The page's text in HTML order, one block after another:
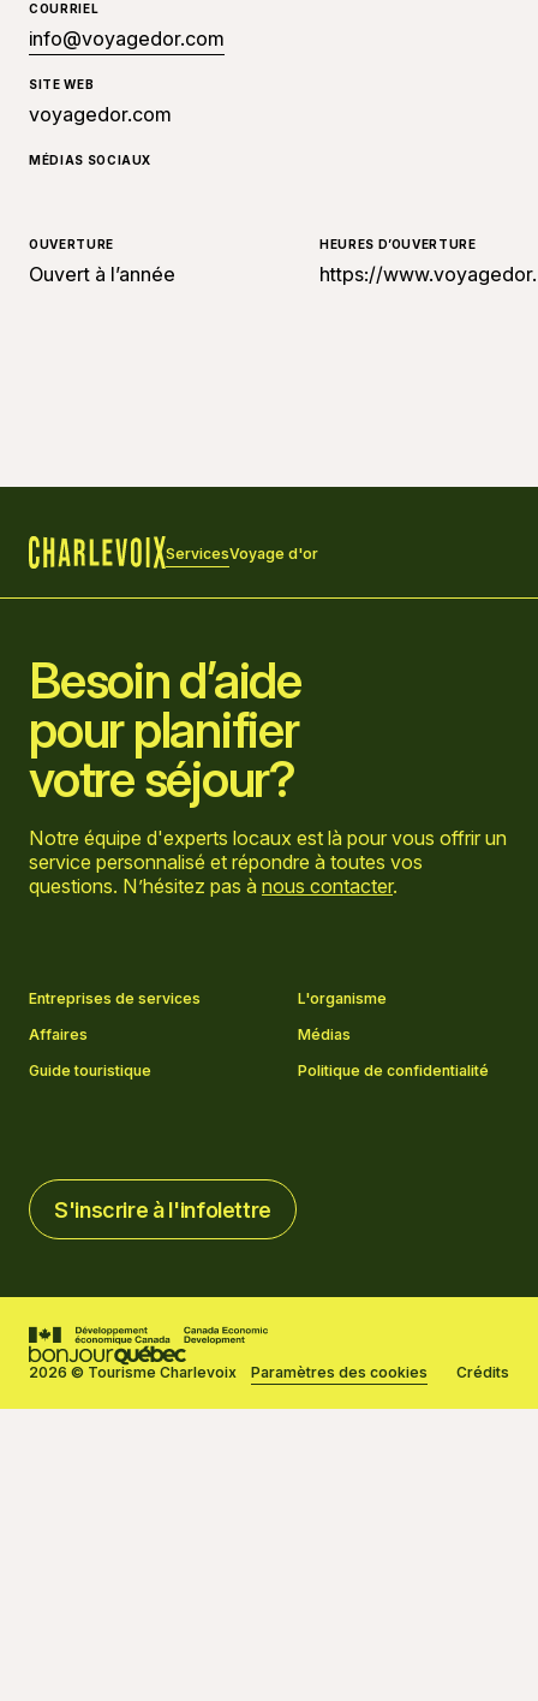
COURRIEL
info@voyagedor.com
SITE WEB
voyagedor.com
MÉDIAS SOCIAUX
OUVERTURE
Ouvert à l’année
HEURES D’OUVERTURE
https://
ServicesVoyage d'or
Besoin d’aide
pour planifier
votre séjour?
Notre équipe d'experts locaux est là pour vous offrir un
service personnalisé et répondre à toutes vos
questions. N’hésitez pas à nous contacter.
Entreprises de services
L'organisme
Affaires
Médias
Guide touristique
Politique de confidentialité
S'inscrire à l'infolettre
S'inscrire à l'infolettre
2026 © Tourisme Charlevoix Paramètres des cookies Crédits